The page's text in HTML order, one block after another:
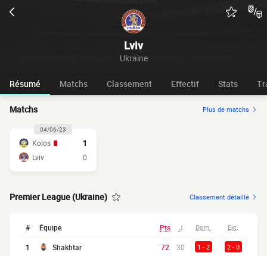
Lviv
Ukraine
Résumé Matchs Classement Effectif Stats
Matchs Plus de matchs
04/06/23
Kolos
1
Lviv
0
Premier League (Ukraine) Classement détaillé
# Équipe Pts J Dom. Ext.
1 Shakhtar 72 30 1 - 2 2 - 0